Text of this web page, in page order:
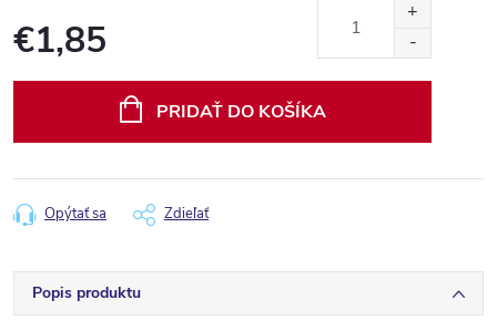
€1,85
PRIDAŤ DO KOŠÍKA
Opýtať sa Zdieľať
Popis produktu